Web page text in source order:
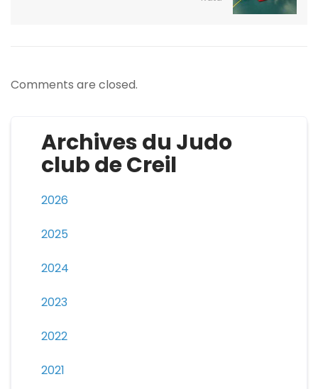
Comments are closed.
Archives du Judo
club de Creil
2026
2025
2024
2023
2022
2021